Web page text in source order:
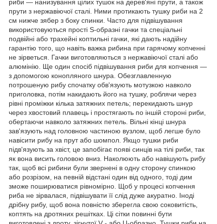
риби ― нанизування цілих тушок на дерев'яні прути, а також
прути з нержавіючої сталі. Ними протикають тушку риби на 2
см нижче зябер з боку спинки. Часто для підвішування
використовуються прості S-образні гачки та спеціальні
подвійні або трахейні коптильні гачки, які дають надійну
гарантію того, що навіть важка рибина при гарячому копченні
не зірветься. Гачки виготовляються з нержавіючої сталі або
алюмінію. Ще один спосіб підвішування риби для копчення ―
з допомогою конопляного шнура. Обезглавленную
потрошеную рибу спочатку обв'язують мотузкою навколо
приголовка, потім накидають його на тушку, роблячи через
рівні проміжки кілька затяжних петель; перекидають шнур
через хвостовий плавець і простягають по іншій стороні риби,
обертаючи навколо затяжних петель. Вільні кінці шнура
зав'язують над головною частиною вузлом, щоб легше було
навісити рибу на прут або шомпол. Якщо тушки риби
підв'язують за хвіст, це запобігає появі синців на тілі риби, так
як вона висить головою вниз. Наколюють або навішують рибу
так, щоб всі рибини були звернені в одну сторону спинкою
або розрізом, на певній відстані один від одного, тоді дим
зможе поширюватися рівномірно. Щоб у процесі копчення
риба не зірвалася, підвішувати її слід дуже акуратно. Іноді
дрібну рибу, щоб вона повністю зберегла свою соковитість,
коптять на дротяних решітках. Ці сітки повинні бути